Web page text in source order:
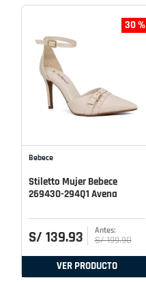
30 %
Bebece
Stiletto Mujer Bebece
269430-294Q1 Avena
S/ 139.93 S/ 199.90
VER PRODUCTO